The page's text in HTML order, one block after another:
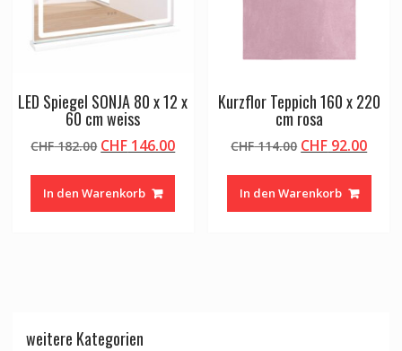
LED Spiegel SONJA 80 x 12 x
60 cm weiss
CHF182.00 Ursprünglicher
war:
CHF 182.00
CHF 146.00Aktueller
CHF 146.00.
In den Warenkorb
Kurzflor Teppich 160 x 220
cm rosa
CHF114.00
war:
CHF 114.00
CHF 92.00
In den Warenkorb
weitere Kategorien